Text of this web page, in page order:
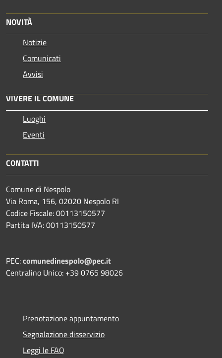
NOVITÀ
Notizie
Comunicati
Avvisi
VIVERE IL COMUNE
Luoghi
Eventi
CONTATTI
Comune di Nespolo
Via Roma, 156, 02020 Nespolo RI
Codice Fiscale: 00113150577
Partita IVA: 00113150577
PEC:comunedinespolo@pec.it
Centralino Unico: +39 0765 98026
Prenotazione appuntamento
Segnalazione disservizio
Leggi le FAQ